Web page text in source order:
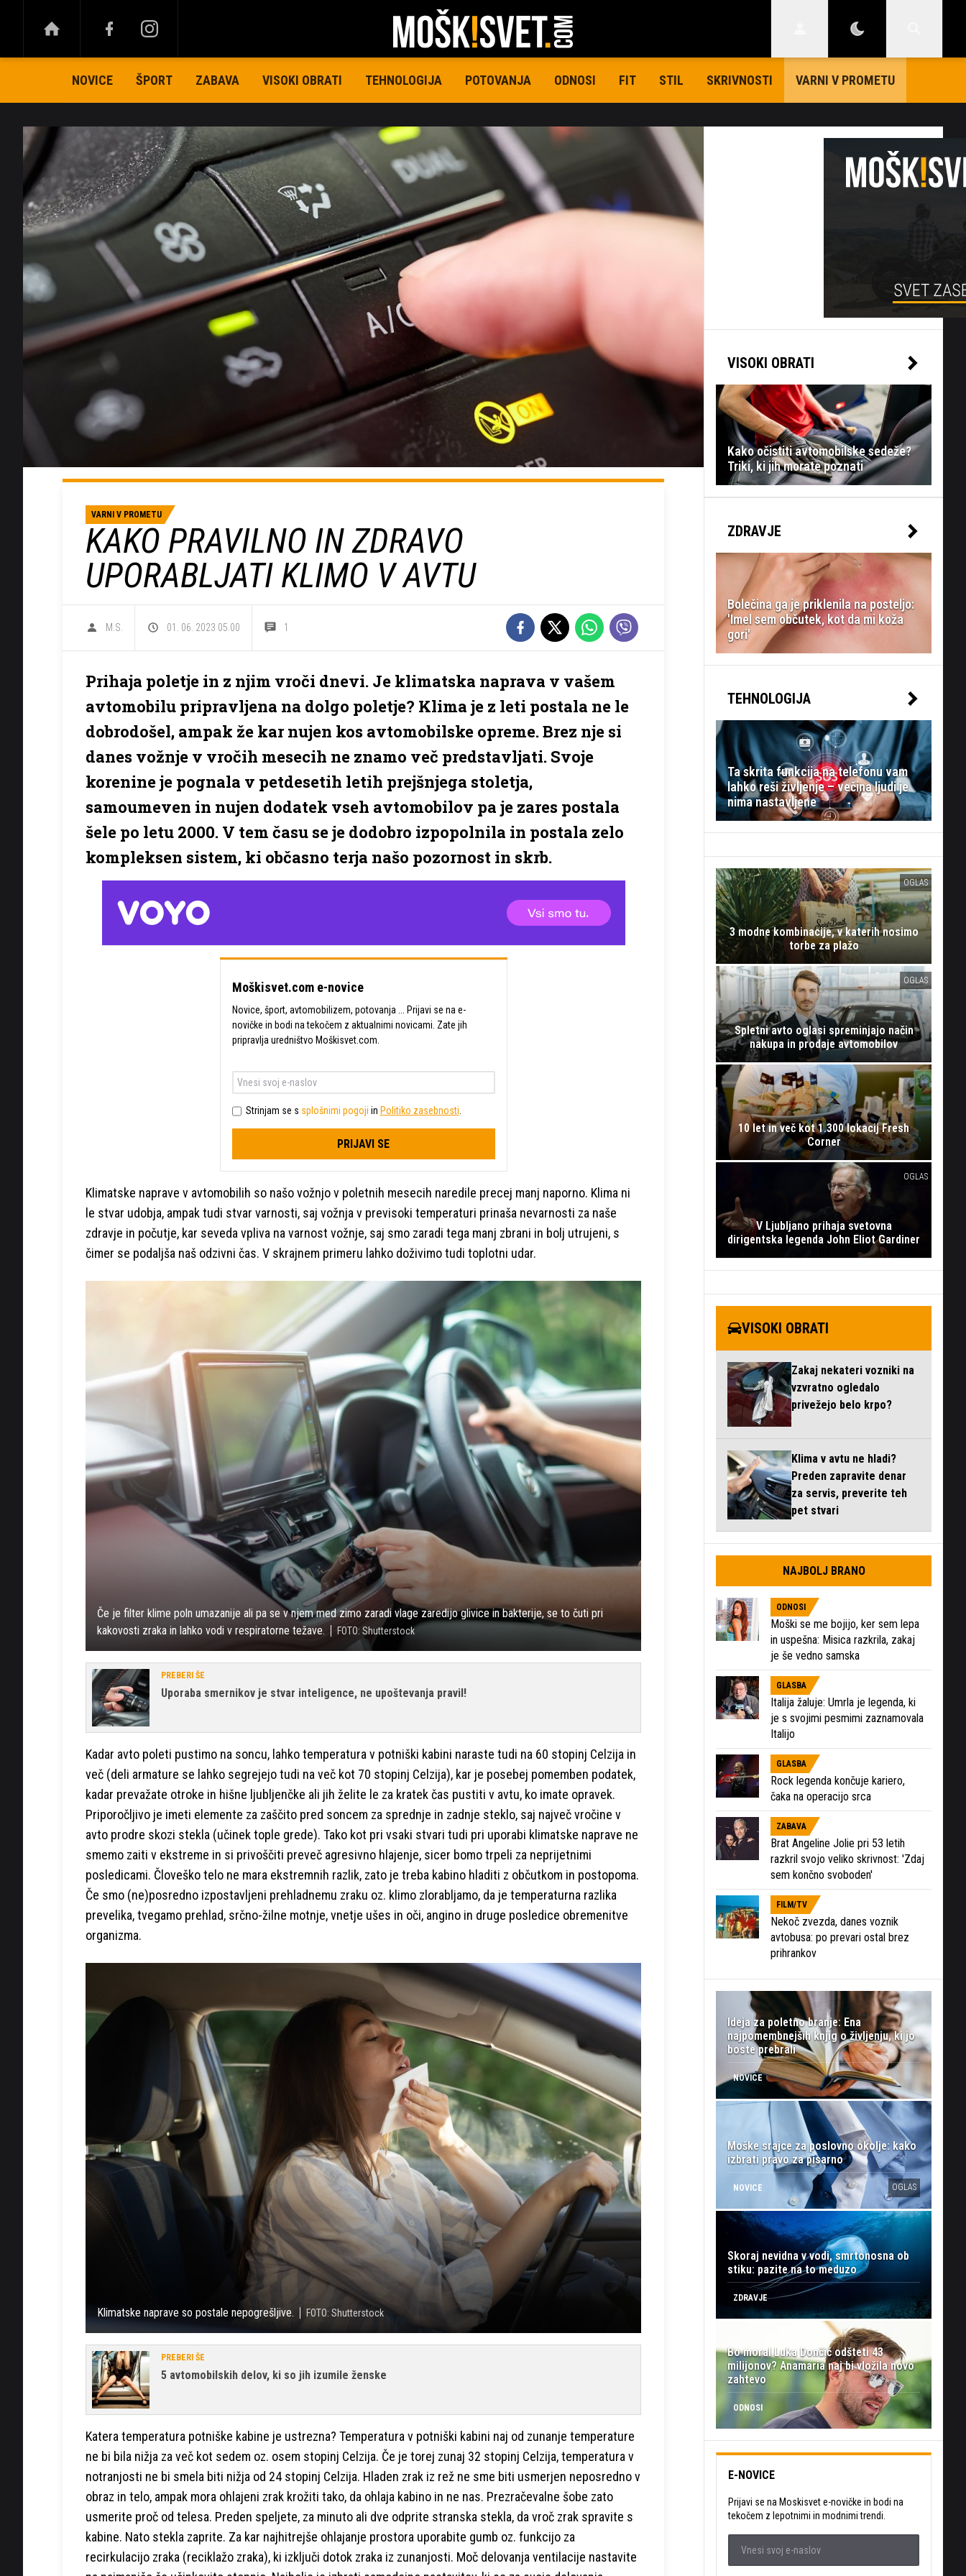
NOVICE ŠPORT ZABAVA VISOKI OBRATI TEHNOLOGIJA POTOVANJA ODNOSI FIT STIL SKRIVNOSTI VARNI V PROMETU
VARNI V PROMETU
KAKO PRAVILNO IN ZDRAVO
UPORABLJATI KLIMO V AVTU
M.S. 01. 06. 2023 05.00 1
Prihaja poletje in z njim vroči dnevi. Je klimatska naprava v vašem
avtomobilu pripravljena na dolgo poletje? Klima je z leti postala ne le
dobrodošel, ampak že kar nujen kos avtomobilske opreme. Brez nje si
danes vožnje v vročih mesecih ne znamo več predstavljati. Svoje
korenine je pognala v petdesetih letih prejšnjega stoletja,
samoumeven in nujen dodatek vseh avtomobilov pa je zares postala
šele po letu 2000. V tem času se je dodobro izpopolnila in postala zelo
kompleksen sistem, ki občasno terja našo pozornost in skrb.
Moškisvet.com e-novice
Novice, šport, avtomobilizem, potovanja ... Prijavi se na e-
novičke in bodi na tekočem z aktualnimi novicami. Zate jih
pripravlja uredništvo Moškisvet.com.
Strinjam se s splošnimi pogoji in Politiko zasebnosti
PRIJAVI SE
Klimatske naprave v avtomobilih so našo vožnjo v poletnih mesecih naredile precej manj naporno. Klima ni
le stvar udobja, ampak tudi stvar varnosti, saj vožnja v previsoki temperaturi prinaša nevarnosti za naše
zdravje in počutje, kar seveda vpliva na varnost vožnje, saj smo zaradi tega manj zbrani in bolj utrujeni, s
čimer se podaljša naš odzivni čas. V skrajnem primeru lahko doživimo tudi toplotni udar.
Če je filter klime poln umazanije ali pa se v njem med zimo zaradi vlage zaredijo glivice in bakterije, se to čuti pri
kakovosti zraka in lahko vodi v respiratorne težave.
FOTO: Shutterstock
PREBERI ŠE
Uporaba smernikov je stvar inteligence, ne upoštevanja pravil!
Kadar avto poleti pustimo na soncu, lahko temperatura v potniški kabini naraste tudi na 60 stopinj Celzija in
več (deli armature se lahko segrejejo tudi na več kot 70 stopinj Celzija), kar je posebej pomemben podatek,
kadar prevažate otroke in hišne ljubljenčke ali jih želite le za kratek čas pustiti v avtu, ko imate opravek.
Priporočljivo je imeti elemente za zaščito pred soncem za sprednje in zadnje steklo, saj največ vročine v
avto prodre skozi stekla (učinek tople grede). Tako kot pri vsaki stvari tudi pri uporabi klimatske naprave ne
smemo zaiti v ekstreme in si privoščiti preveč agresivno hlajenje, sicer bomo trpeli za neprijetnimi
posledicami. Človeško telo ne mara ekstremnih razlik, zato je treba kabino hladiti z občutkom in postopoma.
Če smo (ne)posredno izpostavljeni prehladnemu zraku oz. klimo zlorabljamo, da je temperaturna razlika
prevelika, tvegamo prehlad, srčno-žilne motnje, vnetje ušes in oči, angino in druge posledice obremenitve
organizma.
Klimatske naprave so postale nepogrešljive. FOTO: Shutterstock
PREBERI ŠE
5 avtomobilskih delov, ki so jih izumile ženske
Katera temperatura potniške kabine je ustrezna? Temperatura v potniški kabini naj od zunanje temperature
ne bi bila nižja za več kot sedem oz. osem stopinj Celzija. Če je torej zunaj 32 stopinj Celzija, temperatura v
notranjosti ne bi smela biti nižja od 24 stopinj Celzija. Hladen zrak iz rež ne sme biti usmerjen neposredno v
obraz in telo, ampak mora ohlajeni zrak krožiti tako, da ohlaja kabino in ne nas. Prezračevalne šobe zato
usmerite proč od telesa. Preden speljete, za minuto ali dve odprite stranska stekla, da vroč zrak spravite s
kabine. Nato stekla zaprite. Za kar najhitrejše ohlajanje prostora uporabite gumb oz. funkcijo za
recirkulacijo zraka (reciklažo zraka), ki izključi dotok zraka iz zunanjosti. Moč delovanja ventilacije nastavite
VISOKI OBRATI
Kako očistiti avtomobilske sedeže?
Triki, ki jih morate poznati
ZDRAVJE
Bolečina ga je priklenila na posteljo:
'Imel sem občutek, kot da mi koža
gori'
TEHNOLOGIJA
Ta skrita funkcija na telefonu vam
lahko reši življenje – večina ljudi je
nima nastavljene
OGLAS
3 modne kombinacije, v katerih nosimo
torbe za plažo
OGLAS
Spletni avto oglasi spreminjajo način
nakupa in prodaje avtomobilov
10 let in več kot 1.300 lokacij Fresh
Corner
OGLAS
V Ljubljano prihaja svetovna
dirigentska legenda John Eliot Gardiner
VISOKI OBRATI
Zakaj nekateri vozniki na
vzvratno ogledalo
privežejo belo krpo?
Klima v avtu ne hladi?
Preden zapravite denar
za servis, preverite teh
pet stvari
NAJBOLJ BRANO
ODNOSI
Moški se me bojijo, ker sem lepa
in uspešna: Misica razkrila, zakaj
je še vedno samska
GLASBA
Italija žaluje: Umrla je legenda, ki
je s svojimi pesmimi zaznamovala
Italijo
GLASBA
Rock legenda končuje kariero,
čaka na operacijo srca
ZABAVA
Brat Angeline Jolie pri 53 letih
razkril svojo veliko skrivnost: 'Zdaj
sem končno svoboden'
FILM/TV
Nekoč zvezda, danes voznik
avtobusa: po prevari ostal brez
prihrankov
Ideja za poletno branje: Ena
najpomembnejših knjig o življenju, ki jo
boste prebrali
NOVICE
Moške srajce za poslovno okolje: kako
izbrati pravo za pisarno
NOVICE OGLAS
Skoraj nevidna v vodi, smrtonosna ob
stiku: pazite na to meduzo
ZDRAVJE
Bo moral Luka Dončić odšteti 43
milijonov? Anamaria naj bi vložila novo
zahtevo
ODNOSI
E-NOVICE
Prijavi se na Moskisvet e-novičke in bodi na
tekočem z lepotnimi in modnimi trendi.